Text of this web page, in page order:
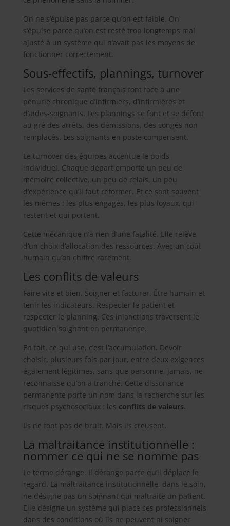
On ne s’épuise pas parce qu’on est faible. On
s’épuise parce qu’on est resté trop longtemps mal
ajusté à un système qui n’avait pas les moyens de
fonctionner correctement.
Sous-effectifs, plannings, turnover
Les services de santé français font face à une
pénurie chronique d’infirmiers, d’infirmières et
d’aides-soignants. Les plannings se font et se défont
au gré des arrêts, des démissions, des congés non
remplacés. Les soignants en poste compensent.
Le turnover des équipes accentue le poids
individuel. Chaque départ emporte un peu de
mémoire collective, un peu de relais, un peu
d’expérience qu’il faut reformer. Et ce sont souvent
les mêmes : les plus engagés, les plus loyaux, qui
restent et qui portent.
Cette mécanique n’a rien d’une fatalité. Elle relève
d’un choix d’allocation des ressources. Avec un coût
humain qu’on chiffre rarement.
Les conflits de valeurs
Faire vite et bien. Soigner et facturer. Être humain et
tenir les indicateurs. Respecter le patient et
respecter le planning. Ces injonctions traversent le
quotidien soignant en permanence.
En fait, ce qui use, c’est l’accumulation. Devoir
choisir, plusieurs fois par jour, entre deux exigences
également légitimes, sans que personne, jamais, ne
reconnaisse qu’on a tranché. Cette dissonance
permanente porte un nom dans la recherche sur les
risques psychosociaux : les conflits de valeurs.
Ils ne font pas de bruit. Mais ils creusent.
La maltraitance institutionnelle :
nommer ce qui ne se nomme pas
Le terme dérange. Il dérange parce qu’il déplace le
regard. La maltraitance institutionnelle, dans le soin,
ne désigne pas un soignant qui maltraite un patient.
Elle désigne un système qui place ses professionnels
dans des conditions où ils ne peuvent ni soigner